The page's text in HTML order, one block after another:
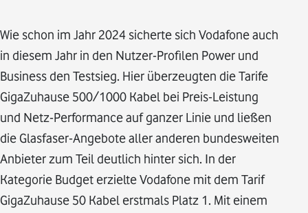
Wie schon im Jahr 2024 sicherte sich Vodafone auch
in diesem Jahr in den Nutzer-Profilen Power und
Business den Testsieg. Hier überzeugten die Tarife
GigaZuhause 500/1000 Kabel bei Preis-Leistung
und Netz-Performance auf ganzer Linie und ließen
die Glasfaser-Angebote aller anderen bundesweiten
Anbieter zum Teil deutlich hinter sich. In der
Kategorie Budget erzielte Vodafone mit dem Tarif
GigaZuhause 50 Kabel erstmals Platz 1. Mit einem